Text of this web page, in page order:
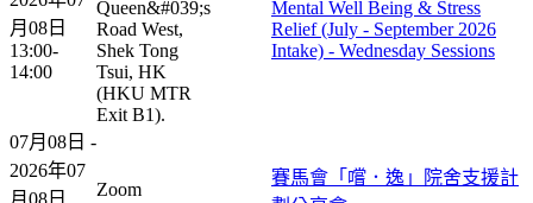
月08日
13:00-
14:00
Queen&#039;s
Road West,
Shek Tong
Tsui, HK
(HKU MTR
Exit B1).
Mental Well Being & Stress
Relief (July - September 2026
Intake) - Wednesday Sessions
07月08日 -
2026年07
月08日
Zoom
賽馬會「嚐．逸」院舍支援計